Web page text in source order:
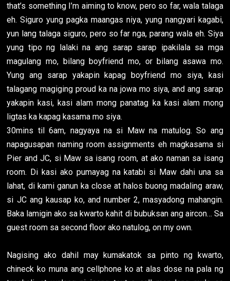
that’s something I’m aiming to know, pero so far, wala talaga
eh. Siguro yung pagka maangas niya, yung nangyari kagabi,
yun lang talaga siguro, pero so far nga, parang wala eh. Siya
yung tipo ng lalaki na ang sarap sarap ipakilala sa mga
magulang mo, bilang boyfriend mo, or bilang asawa mo.
Yung ang sarap yakapin kapag boyfriend mo siya, kasi
talagang magiging proud ka na jowa mo siya, and ang sarap
yakapin kasi, kasi alam mong panatag ka kasi alam mong
ligtas ka kapag kasama mo siya.
30mins til 6am, nagyaya na si Maw na matulog. So ang
napagusapan naming room assignments eh magkasama si
Pier and JC, si Maw sa isang room, at ako naman sa isang
room. Di kasi ako pumayag na katabi si Maw dahi una sa
lahat, di kami ganun ka close at halos buong madaling araw,
si JC ang kausap ko, and number 2, masyadong mahangin.
Baka lamigin ako sa kwarto kahit di bubuksan ang aircon… Sa
guest room sa second floor ako natulog, on my own.
Nagising ako dahil may kumakatok sa pinto ng kwarto,
chineck ko muna ang cellphone ko at alas dose na pala ng